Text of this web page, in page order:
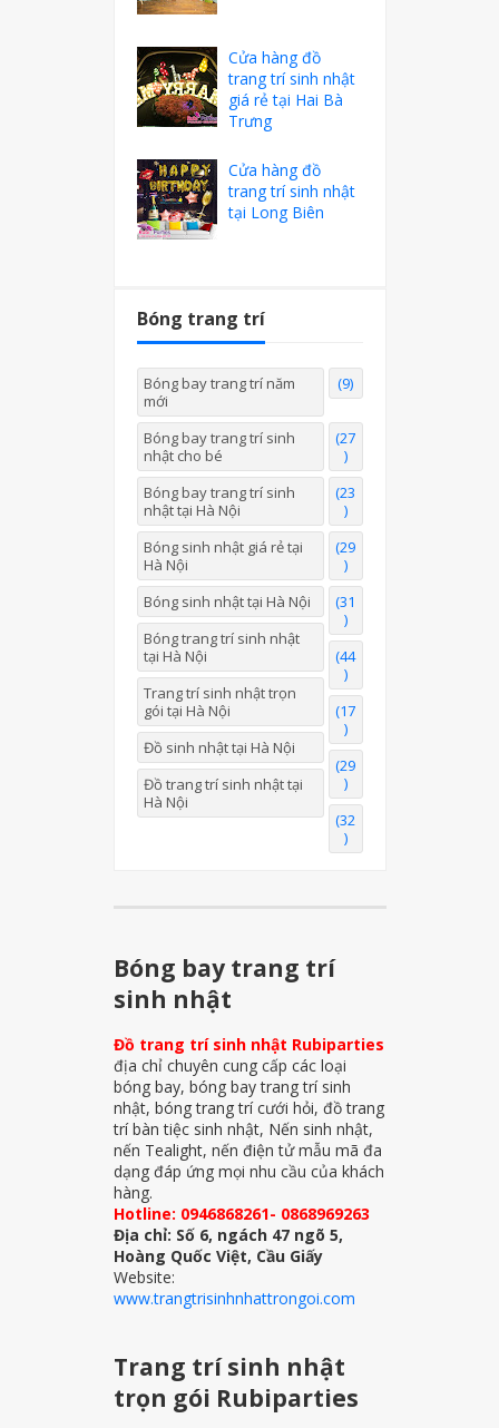
Cửa hàng đồ
trang trí sinh nhật
giá rẻ tại Hai Bà
Trưng
Cửa hàng đồ
trang trí sinh nhật
tại Long Biên
Bóng trang trí
Bóng bay trang trí năm
mới
(9)
Bóng bay trang trí sinh
nhật cho bé
(27
)
Bóng bay trang trí sinh
nhật tại Hà Nội
(23
)
Bóng sinh nhật giá rẻ tại
Hà Nội
(29
)
Bóng sinh nhật tại Hà Nội
(31
)
Bóng trang trí sinh nhật
tại Hà Nội
(44
)
Trang trí sinh nhật trọn
gói tại Hà Nội
(17
)
Đồ sinh nhật tại Hà Nội
(29
)
Đồ trang trí sinh nhật tại
Hà Nội
(32
)
Bóng bay trang trí
sinh nhật
Đồ trang trí sinh nhật Rubiparties
địa chỉ chuyên cung cấp các loại
bóng bay, bóng bay trang trí sinh
nhật, bóng trang trí cưới hỏi, đồ trang
trí bàn tiệc sinh nhật, Nến sinh nhật,
nến Tealight, nến điện tử mẫu mã đa
dạng đáp ứng mọi nhu cầu của khách
hàng.
Hotline: 0946868261- 0868969263
Địa chỉ: Số 6, ngách 47 ngõ 5,
Hoàng Quốc Việt, Cầu Giấy
Website:
www.trangtrisinhnhattrongoi.com
Trang trí sinh nhật
trọn gói Rubiparties